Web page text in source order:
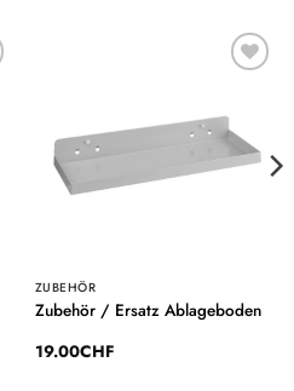
ZUBEHÖR
Zubehör / Ersatz Ablageboden
19.00CHF